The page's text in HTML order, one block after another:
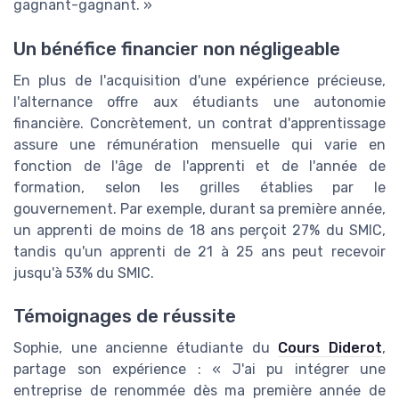
gagnant-gagnant. »
Un bénéfice financier non négligeable
En plus de l'acquisition d'une expérience précieuse,
l'alternance offre aux étudiants une autonomie
financière. Concrètement, un contrat d'apprentissage
assure une rémunération mensuelle qui varie en
fonction de l'âge de l'apprenti et de l'année de
formation, selon les grilles établies par le
gouvernement. Par exemple, durant sa première année,
un apprenti de moins de 18 ans perçoit 27% du SMIC,
tandis qu'un apprenti de 21 à 25 ans peut recevoir
jusqu'à 53% du SMIC.
Témoignages de réussite
Sophie, une ancienne étudiante du Cours Diderot,
partage son expérience : « J'ai pu intégrer une
entreprise de renommée dès ma première année de